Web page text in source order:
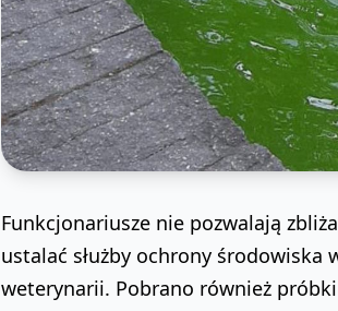
Funkcjonariusze nie pozwalają
ustalać służby ochrony środowiska
weterynarii. Pobrano również